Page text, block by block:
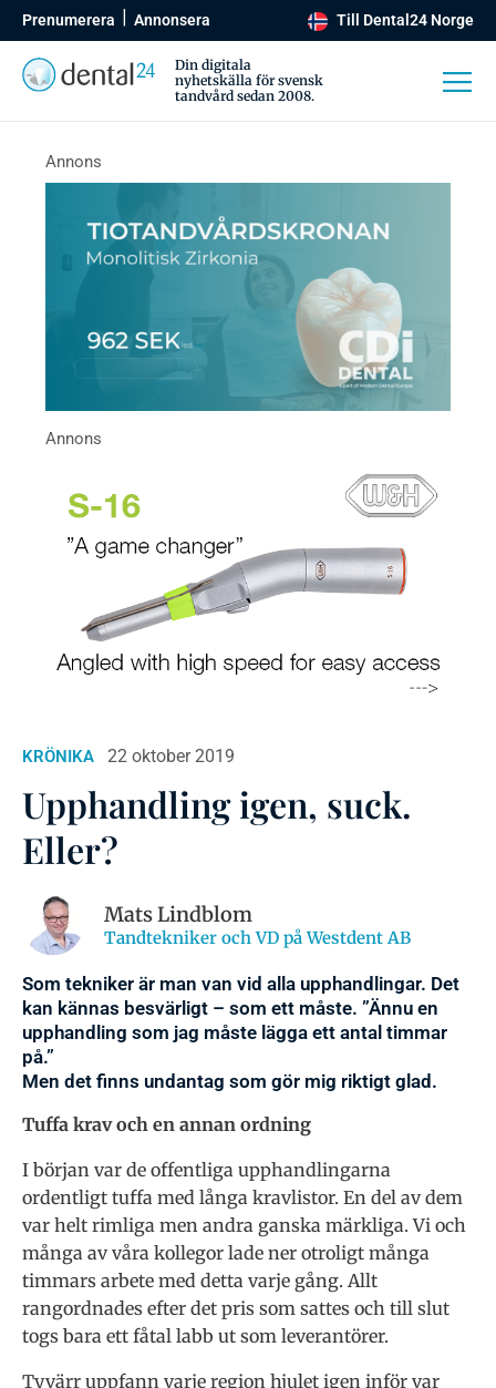
Prenumerera Annonsera Till Dental24 Norge
Din digitala
nyhetskälla för svensk
tandvård sedan 2008.
KRÖNIKA 22 oktober 2019
Upphandling igen, suck.
Eller?
Mats Lindblom
Tandtekniker och VD på Westdent AB
Som tekniker är man van vid alla upphandlingar. Det
kan kännas besvärligt – som ett måste. ”Ännu en
upphandling som jag måste lägga ett antal timmar
på.”
Men det finns undantag som gör mig riktigt glad.
Tuffa krav och en annan ordning
I början var de offentliga upphandlingarna
ordentligt tuffa med långa kravlistor. En del av dem
var helt rimliga men andra ganska märkliga. Vi och
många av våra kollegor lade ner otroligt många
timmars arbete med detta varje gång. Allt
rangordnades efter det pris som sattes och till slut
togs bara ett fåtal labb ut som leverantörer.
Tyvärr uppfann varje region hjulet igen inför var